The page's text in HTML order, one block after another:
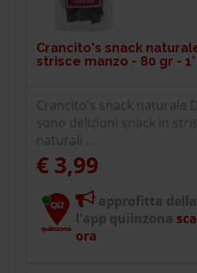
Crancito's snack
strisce manzo - 80 gr -
Crancito's snack naturale
sono delizioni snack in
naturali ...
€ 3,99
approfitta della
l'app quiinzona
ora